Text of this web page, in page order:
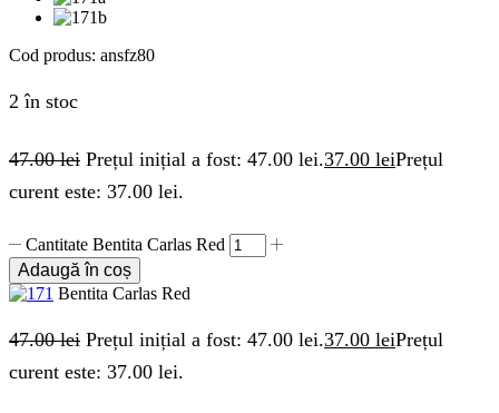
Cod produs: ansfz80
2 în stoc
47.00lei Prețul inițial a fost: 47.00 lei.37.00 leiPrețul
curent este: 37.00 lei.
Cantitate Bentita Carlas Red
Adaugă în coș
Bentita Carlas Red
47.00lei Prețul inițial a fost: 47.00 lei.37.00 leiPrețul
curent este: 37.00 lei.